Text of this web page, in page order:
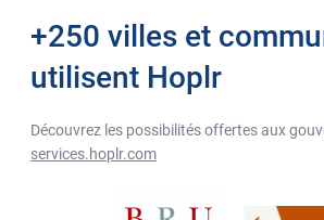
+250 villes et
utilisent Hoplr
Découvrez les possibilités offertes aux
services.hoplr.com